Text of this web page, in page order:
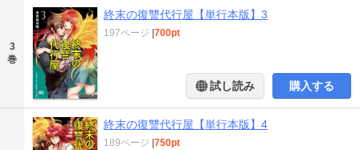
3
巻
終末の復讐代行屋【単行本版】3
197ページ 700pt
試し読み 購入する
終末の復讐代行屋【単行本版】4
189ページ 750pt